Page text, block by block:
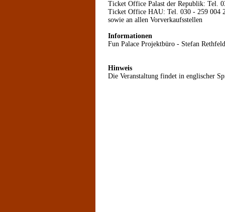
Ticket Office Palast der Republik: Tel.
Ticket Office HAU: Tel. 030 - 259 004
sowie an allen Vorverkaufsstellen
Informationen
Fun Palace Projektbüro - Stefan
Hinweis
Die Veranstaltung findet in englischer